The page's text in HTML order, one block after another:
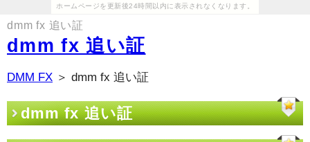
ホームページを更新後24時間以内に表示されなくなります。
dmm fx 追い証
dmm fx 追い証
DMM FX ＞ dmm fx 追い証
dmm fx 追い証